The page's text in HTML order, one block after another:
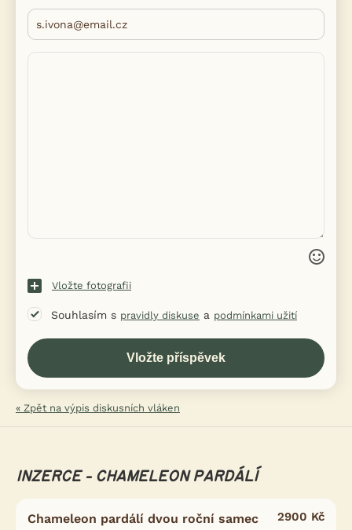
Vložte fotografii
Souhlasím s pravidly diskuse a podmínkami užití
« Zpět na výpis diskusních vláken
INZERCE - CHAMELEON PARDÁLÍ
Chameleon pardálí dvou roční samec
2900 Kč